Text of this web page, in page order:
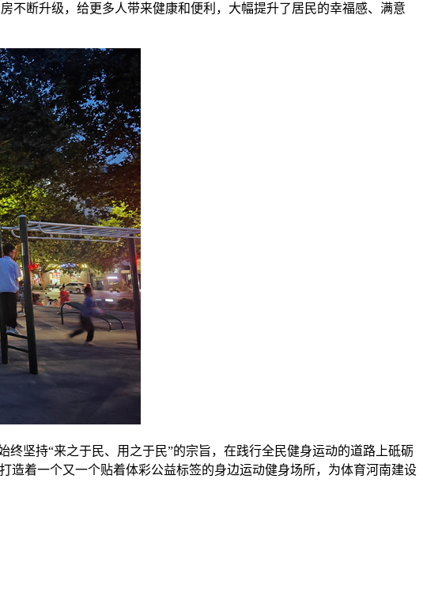
不断升级，给更多人带来健康和便利，大幅提升了居民的幸福感、满意
坚持“来之于民、用之于民”的宗旨，在践行全民健身运动的道路上砥砺
着一个又一个贴着体彩公益标签的身边运动健身场所，为体育河南建设